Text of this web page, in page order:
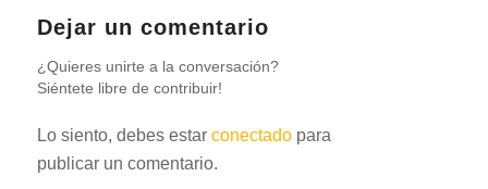
Dejar un comentario
¿Quieres unirte a la conversación?
Siéntete libre de contribuir!
Lo siento, debes estar conectadopara
publicar un comentario.